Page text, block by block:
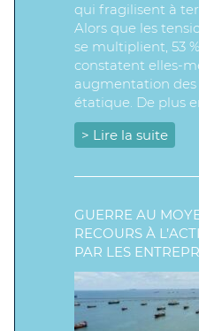
qui fragilisent à
Alors que les
se multiplient, 53
constatent elles-
augmentation des
étatique. De plus
> Lire la suite
GUERRE AU
RECOURS À
PAR LES